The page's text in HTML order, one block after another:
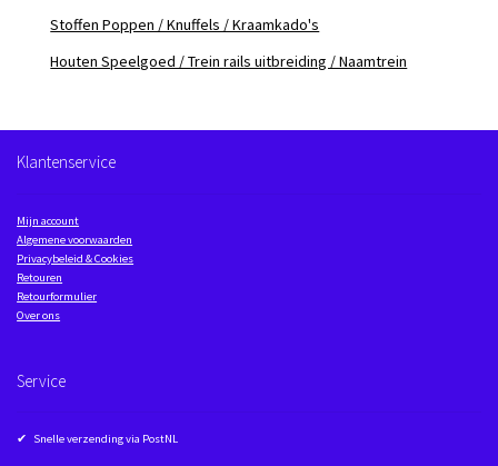
Stoffen Poppen / Knuffels / Kraamkado's
Houten Speelgoed / Trein rails uitbreiding / Naamtrein
Klantenservice
Mijn account
Algemene voorwaarden
Privacybeleid & Cookies
Retouren
Retourformulier
Over ons
Service
✔ Snelle verzending via PostNL